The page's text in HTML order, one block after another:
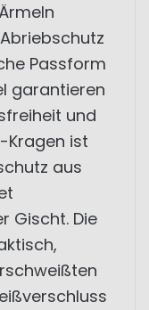
Passform
garantieren
und
Kragen ist
aus
Gischt. Die